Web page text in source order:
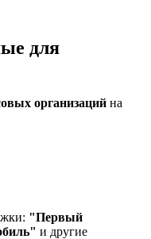
для
организаций на
"Первый
и другие